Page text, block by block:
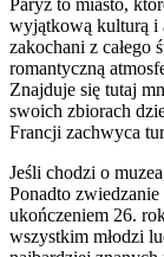
Paryż to miasto,
wyjątkową kulturą i
zakochani z całego
romantyczną
Znajduje się tutaj
swoich zbiorach
Francji zachwyca
Jeśli chodzi o
Ponadto
ukończeniem 26.
wszystkim młodzi